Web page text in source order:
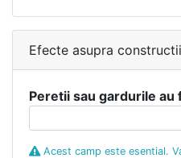
Efecte asupra
Peretii sau gardurile au
Acest camp este esential.